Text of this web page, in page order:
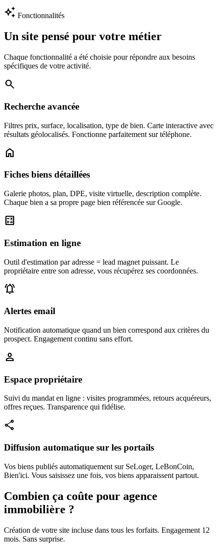
auto_awesome Fonctionnalités
Un site pensé pour votre métier
Chaque fonctionnalité a été choisie pour répondre aux besoins
spécifiques de votre activité.
search
Recherche avancée
Filtres prix, surface, localisation, type de bien. Carte interactive avec
résultats géolocalisés. Fonctionne parfaitement sur téléphone.
home
Fiches biens détaillées
Galerie photos, plan, DPE, visite virtuelle, description complète.
Chaque bien a sa propre page bien référencée sur Google.
calculate
Estimation en ligne
Outil d'estimation par adresse = lead magnet puissant. Le
propriétaire entre son adresse, vous récupérez ses coordonnées.
notifications_active
Alertes email
Notification automatique quand un bien correspond aux critères du
prospect. Engagement continu sans effort.
person
Espace propriétaire
Suivi du mandat en ligne : visites programmées, retours acquéreurs,
offres reçues. Transparence qui fidélise.
share
Diffusion automatique sur les portails
Vos biens publiés automatiquement sur SeLoger, LeBonCoin,
Bien'ici. Vous saisissez une fois, vos biens apparaissent partout.
Combien ça coûte pour agence
immobilière ?
Création de votre site incluse dans tous les forfaits. Engagement 12
mois. Sans surprise.